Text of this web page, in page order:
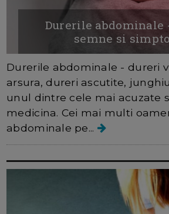
Durerile abdominale
semne si
Durerile abdominale - dureri
arsura, dureri ascutite,
unul dintre cele mai acuzate
medicina. Cei mai multi
abdominale pe...